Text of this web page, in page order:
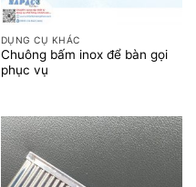
DỤNG CỤ KHÁC
Chuông bấm inox để bàn gọi
phục vụ